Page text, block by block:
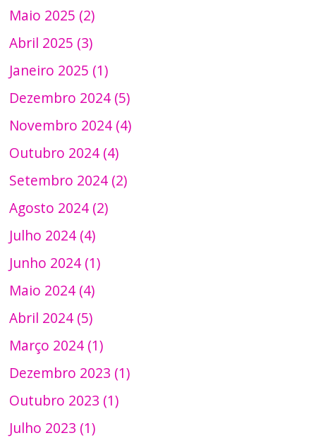
Maio 2025 (2)
Abril 2025 (3)
Janeiro 2025 (1)
Dezembro 2024 (5)
Novembro 2024 (4)
Outubro 2024 (4)
Setembro 2024 (2)
Agosto 2024 (2)
Julho 2024 (4)
Junho 2024 (1)
Maio 2024 (4)
Abril 2024 (5)
Março 2024 (1)
Dezembro 2023 (1)
Outubro 2023 (1)
Julho 2023 (1)